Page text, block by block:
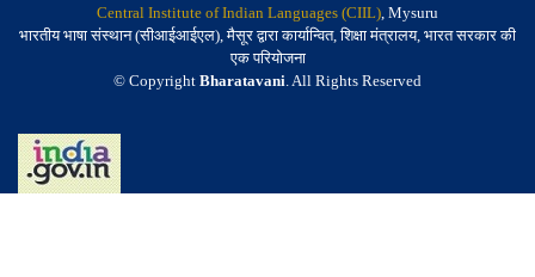
Central Institute of Indian Languages (CIIL), Mysuru
भारतीय भाषा संस्थान (सीआईआईएल), मैसूर द्वारा कार्यान्वित, शिक्षा मंत्रालय, भारत सरकार की
एक परियोजना
© Copyright Bharatavani. All Rights Reserved